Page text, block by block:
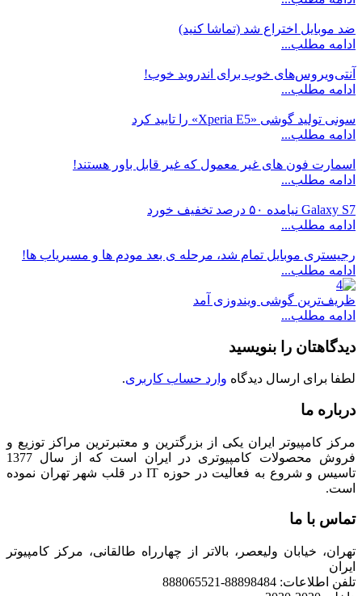
ضد موبایل اختراع شد (تماشا کنید)
ادامه مطلب...
آنتی‌ویروس‌‌های خوب برای اندروید خوب!
ادامه مطلب...
سونی تولید گوشی «Xperia E5» را تایید کرد
ادامه مطلب...
اسمارت فون های غیر معمول که غیر قابل باور هستند!
ادامه مطلب...
Galaxy S7 نیامده ۵۰ درصد تخفیف خورد
ادامه مطلب...
رجیستری موبایل تمام شد، مرحله ی بعد مودم ها و مسیریاب ها!
ادامه مطلب...
ظریف‌ترین گوشی ویندوزی آمد
ادامه مطلب...
دیدگاهتان را بنویسید
لطفا برای ارسال دیدگاه وارد حساب کاربری.
درباره ما
مرکز کامپیوتر ایران یکی از بزرگترین و معتبرترین مراکز توزیع و
فروش محصولات کامپیوتری در ایران است که از سال 1377
تاسیس و شروع به فعالیت در حوزه IT در قلب شهر تهران نموده
است.
تماس با ما
تهران، خیابان ولیعصر، بالاتر از چهارراه طالقانی، مرکز کامپیوتر
ایران
تلفن اطلاعات: 88898484-888065521